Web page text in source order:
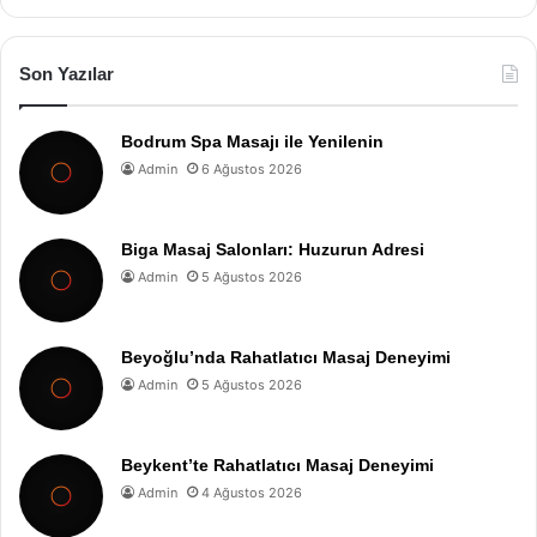
Son Yazılar
Bodrum Spa Masajı ile Yenilenin
Admin 6 Ağustos 2026
Biga Masaj Salonları: Huzurun Adresi
Admin 5 Ağustos 2026
Beyoğlu’nda Rahatlatıcı Masaj Deneyimi
Admin 5 Ağustos 2026
Beykent’te Rahatlatıcı Masaj Deneyimi
Admin 4 Ağustos 2026